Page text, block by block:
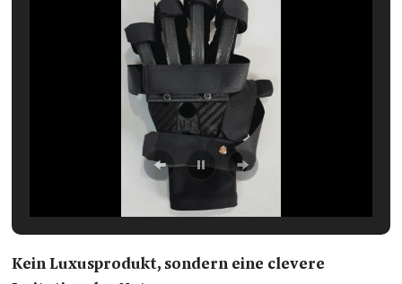
Kein Luxusprodukt, sondern eine clevere